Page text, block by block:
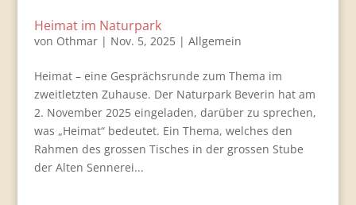
Heimat im Naturpark
von Othmar| Nov. 5, 2025| Allgemein
Heimat – eine Gesprächsrunde zum Thema im
zweitletzten Zuhause. Der Naturpark Beverin hat am
2. November 2025 eingeladen, darüber zu sprechen,
was „Heimat“ bedeutet. Ein Thema, welches den
Rahmen des grossen Tisches in der grossen Stube
der Alten Sennerei...